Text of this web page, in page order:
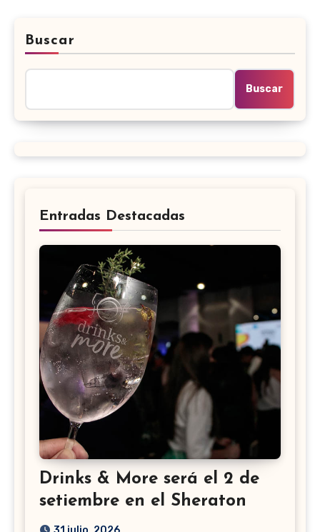
Buscar
Buscar
Entradas Destacadas
Drinks & More será el 2 de
setiembre en el Sheraton